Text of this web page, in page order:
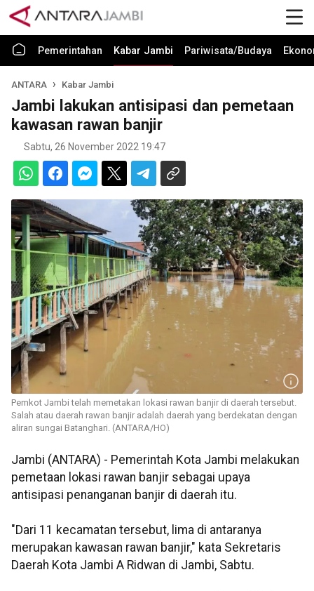
Pemerintahan Kabar Jambi Pariwisata/Budaya
ANTARA Kabar Jambi
Jambi lakukan antisipasi dan pemetaan
kawasan rawan banjir
Sabtu, 26 November 2022 19:47
Pemkot Jambi telah memetakan lokasi rawan banjir di daerah tersebut.
Salah atau daerah rawan banjir adalah daerah yang berdekatan dengan
aliran sungai Batanghari. (ANTARA/HO)
Jambi (ANTARA) - Pemerintah Kota Jambi melakukan
pemetaan lokasi rawan banjir sebagai upaya
antisipasi penanganan banjir di daerah itu.
"Dari 11 kecamatan tersebut, lima di antaranya
merupakan kawasan rawan banjir," kata Sekretaris
Daerah Kota Jambi A Ridwan di Jambi, Sabtu.